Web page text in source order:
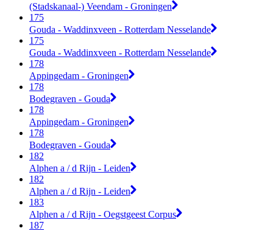
(Stadskanaal-) Veendam - Groningen
175
Gouda - Waddinxveen - Rotterdam Nesselande
175
Gouda - Waddinxveen - Rotterdam Nesselande
178
Appingedam - Groningen
178
Bodegraven - Gouda
178
Appingedam - Groningen
178
Bodegraven - Gouda
182
Alphen a / d Rijn - Leiden
182
Alphen a / d Rijn - Leiden
183
Alphen a / d Rijn - Oegstgeest Corpus
187